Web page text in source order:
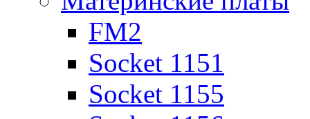
FM2
Socket 1151
Socket 1155